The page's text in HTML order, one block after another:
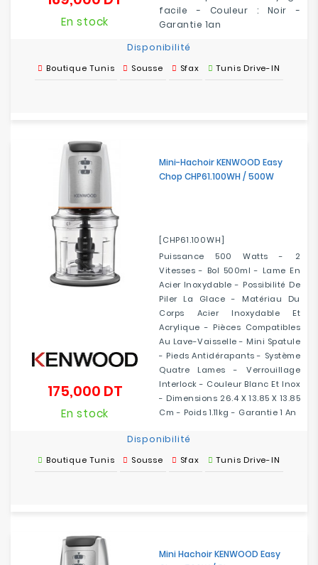
facile - Couleur : Noir -
Garantie 1an
En stock
Disponibilité
Boutique Tunis Sousse Sfax Tunis Drive-IN
Mini-Hachoir KENWOOD Easy
Chop CHP61.100WH / 500W
[CHP61.100WH]
Puissance 500 Watts - 2
Vitesses - Bol 500ml - Lame En
Acier Inoxydable - Possibilité De
Piler La Glace - Matériau Du
Corps Acier Inoxydable Et
Acrylique - Pièces Compatibles
Au Lave-Vaisselle - Mini Spatule
- Pieds Antidérapants - Système
Quatre Lames - Verrouillage
Interlock - Couleur Blanc Et Inox
- Dimensions 26.4 X 13.85 X 13.85
Cm - Poids 1.11kg - Garantie 1 An
175,000 DTPrix
En stock
Disponibilité
Boutique Tunis Sousse Sfax Tunis Drive-IN
Mini Hachoir KENWOOD Easy